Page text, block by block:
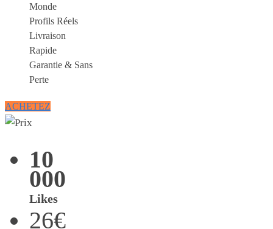
Monde
Profils Réels
Livraison
Rapide
Garantie & Sans
Perte
ACHETEZ
10
000
Likes
26€